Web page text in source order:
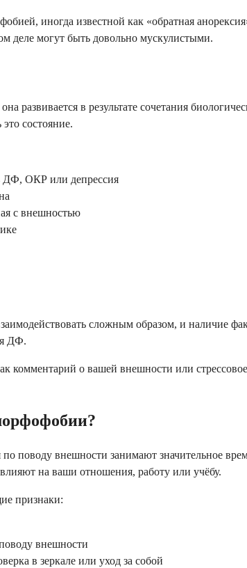
иногда известной как «обратная
деле могут быть довольно мускулистыми.
в результате сочетания
состояние.
ДФ, ОКР или депрессия
с внешностью
сложным образом, и наличие
ДФ.
комментарий о вашей внешности или
поводу внешности занимают значительное
на ваши отношения, работу или учёбу.
признаки:
внешности
в зеркале или уход за собой